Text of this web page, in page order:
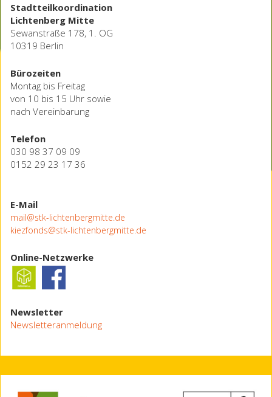
Stadtteilkoordination
Lichtenberg Mitte
Sewanstraße 178, 1. OG
10319 Berlin
Bürozeiten
Montag bis Freitag
von 10 bis 15 Uhr sowie
nach Vereinbarung
Telefon
030 98 37 09 09
0152 29 23 17 36
E-Mail
mail@stk-lichtenbergmitte.de
kiezfonds@stk-lichtenbergmitte.de
Online-Netzwerke
Newsletter
Newsletteranmeldung